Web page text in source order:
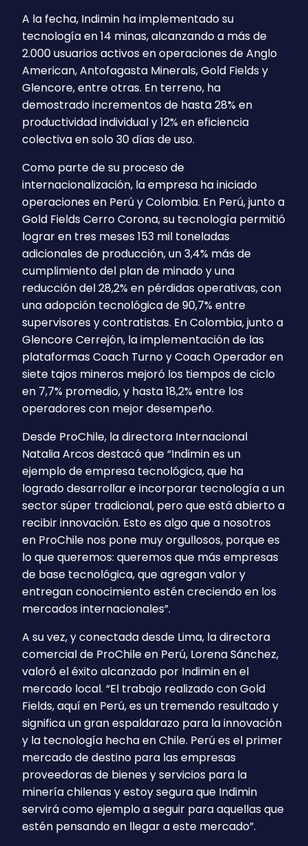
A la fecha, Indimin ha implementado su
tecnología en 14 minas, alcanzando a más de
2.000 usuarios activos en operaciones de Anglo
American, Antofagasta Minerals, Gold Fields y
Glencore, entre otras. En terreno, ha
demostrado incrementos de hasta 28% en
productividad individual y 12% en eficiencia
colectiva en solo 30 días de uso.
Como parte de su proceso de
internacionalización, la empresa ha iniciado
operaciones en Perú y Colombia. En Perú, junto a
Gold Fields Cerro Corona, su tecnología permitió
lograr en tres meses 153 mil toneladas
adicionales de producción, un 3,4% más de
cumplimiento del plan de minado y una
reducción del 28,2% en pérdidas operativas, con
una adopción tecnológica de 90,7% entre
supervisores y contratistas. En Colombia, junto a
Glencore Cerrejón, la implementación de las
plataformas Coach Turno y Coach Operador en
siete tajos mineros mejoró los tiempos de ciclo
en 7,7% promedio, y hasta 18,2% entre los
operadores con mejor desempeño.
Desde ProChile, la directora Internacional
Natalia Arcos destacó que “Indimin es un
ejemplo de empresa tecnológica, que ha
logrado desarrollar e incorporar tecnología a un
sector súper tradicional, pero que está abierto a
recibir innovación. Esto es algo que a nosotros
en ProChile nos pone muy orgullosos, porque es
lo que queremos: queremos que más empresas
de base tecnológica, que agregan valor y
entregan conocimiento estén creciendo en los
mercados internacionales”.
A su vez, y conectada desde Lima, la directora
comercial de ProChile en Perú, Lorena Sánchez,
valoró el éxito alcanzado por Indimin en el
mercado local. “El trabajo realizado con Gold
Fields, aquí en Perú, es un tremendo resultado y
significa un gran espaldarazo para la innovación
y la tecnología hecha en Chile. Perú es el primer
mercado de destino para las empresas
proveedoras de bienes y servicios para la
minería chilenas y estoy segura que Indimin
servirá como ejemplo a seguir para aquellas que
estén pensando en llegar a este mercado”.